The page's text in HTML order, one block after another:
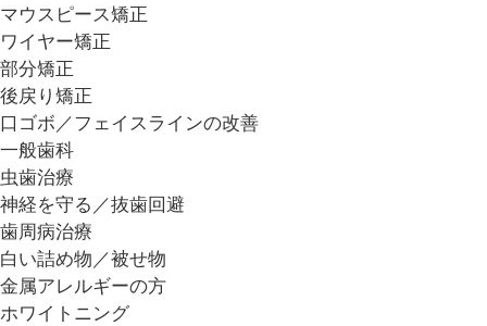
マウスピース矯正
ワイヤー矯正
部分矯正
後戻り矯正
口ゴボ／フェイスラインの改善
一般歯科
虫歯治療
神経を守る／抜歯回避
歯周病治療
白い詰め物／被せ物
金属アレルギーの方
ホワイトニング